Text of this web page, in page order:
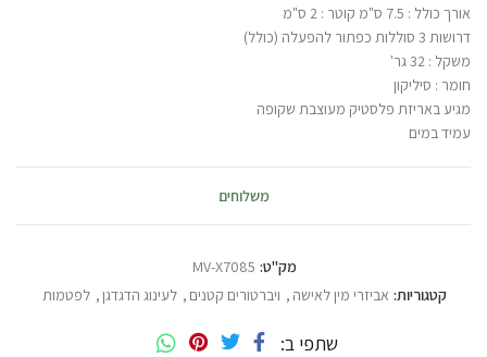
אורך כולל : 7.5 ס"מ קוטר : 2 ס"מ
דרושות 3 סוללות כפתור להפעלה (כולל)
משקל : 32 גר'
חומר : סיליקון
מגיע באריזת פלסטיק מעוצבת שקופה
עמיד במים
משלוחים
מק"ט: MV-X7085
קטגוריות: אביזרי מין לאישה , ויברטורים קטנים , לעינוג הדגדגן, לפטמות
שתפי ב